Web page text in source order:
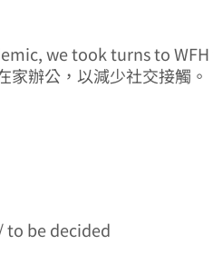
we took turns to
家辦公，以減少社交接觸。
to be decided